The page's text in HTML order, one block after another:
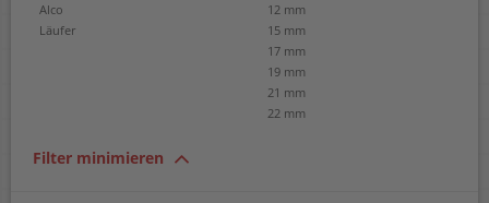
Alco
Läufer
12 mm
15 mm
17 mm
19 mm
21 mm
22 mm
Filter minimieren